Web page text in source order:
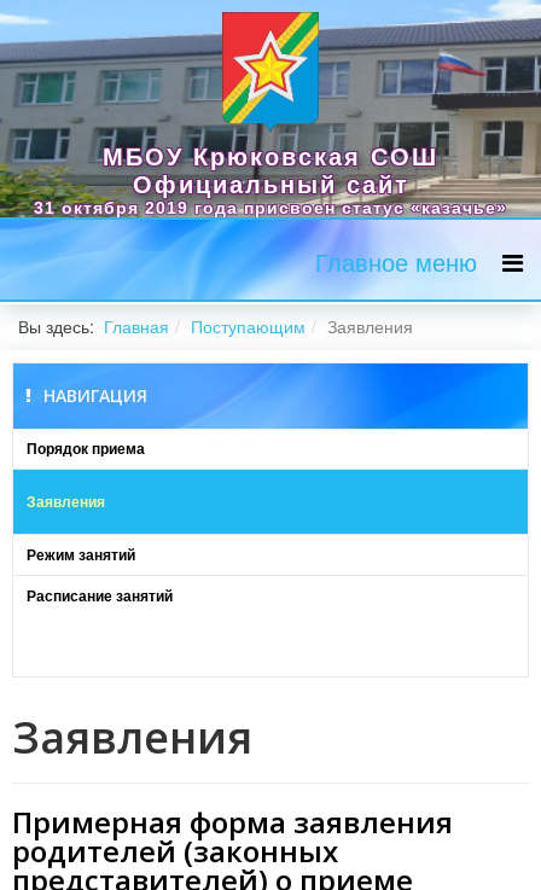
МБОУ Крюковская СОШ
Официальный сайт
31 октября 2019 года присвоен статус «казачье»
Главное меню
Вы здесь: Главная Поступающим Заявления
НАВИГАЦИЯ
Порядок приема
Заявления
Режим занятий
Расписание занятий
Заявления
Примерная форма заявления
родителей (законных
представителей) о приеме